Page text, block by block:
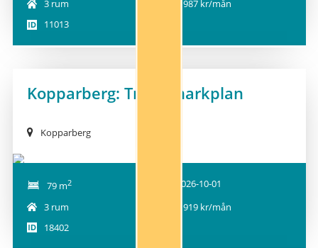
3 rum
8 987 kr/mån
11013
Kopparberg: Trea i markplan
Kopparberg
79 m2
2026-10-01
3 rum
7 919 kr/mån
18402